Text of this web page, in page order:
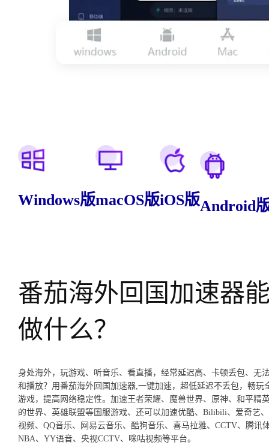
Windows版macOS版iOS版Android
番茄海外回国加速器
做什么？
身处海外，玩游戏、听音乐、看直播，经常延迟高、卡顿丢包、无
和播放？用番茄海外回国加速器,一键加速，超低延迟不丢包，畅玩
游戏，提高网络稳定性。加速王者荣耀、魔兽世界、原神、和平精
的世界、英雄联盟等国服游戏、还可以加速优酷、Bilibili、爱奇艺
视频、QQ音乐、网易云音乐、酷狗音乐、喜马拉雅、CCTV、腾讯
NBA、YY语音、央视CCTV、咪咕视频等平台。